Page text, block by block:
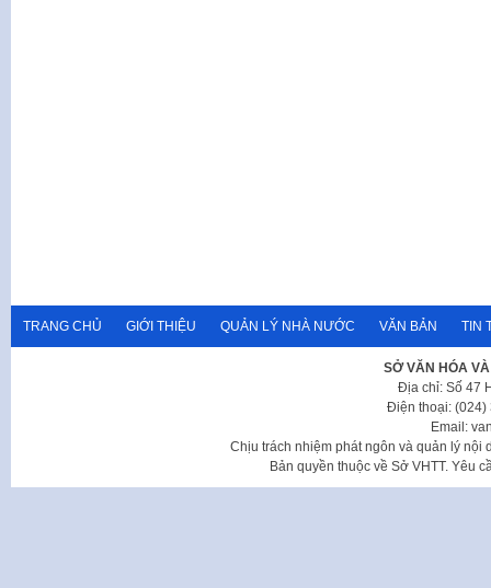
TRANG CHỦ GIỚI THIỆU QUẢN LÝ NHÀ NƯỚC VĂN BẢN TIN
SỞ VĂN HÓA
Địa chỉ: Số 47
Điện thoại: (024)
Email:
Chịu trách nhiệm phát ngôn và quản lý nội
Bản quyền thuộc về Sở VHTT. Yêu